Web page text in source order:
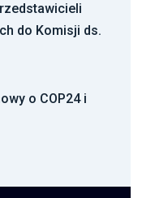
do Komisji ds.
o COP24 i